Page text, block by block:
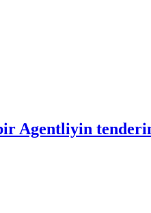
Agentliyin